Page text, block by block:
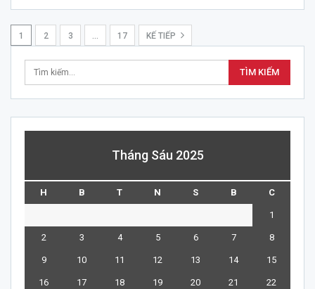
1 2 3 … 17 KẾ TIẾP
Tháng Sáu 2025
H B T N S B C
1
2 3 4 5 6 7 8
9 10 11 12 13 14 15
16 17 18 19 20 21 22